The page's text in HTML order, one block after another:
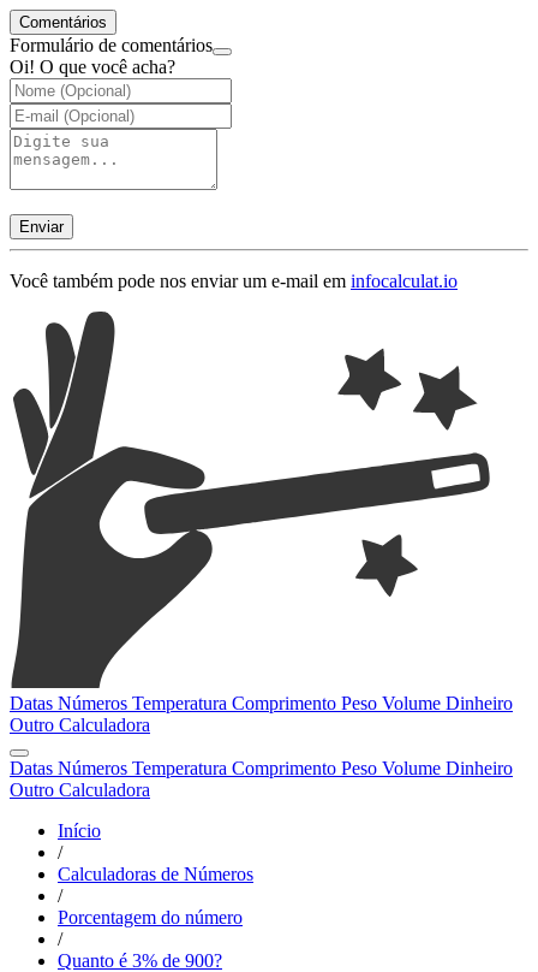
Comentários
Formulário de comentários
Oi! O que você acha?
Enviar
Você também pode nos enviar um e-mail em infocalculat.io
Datas Números Temperatura Comprimento Peso Volume Dinheiro
Outro Calculadora
Datas Números Temperatura Comprimento Peso Volume Dinheiro
Outro Calculadora
Início
/
Calculadoras de Números
/
Porcentagem do número
/
Quanto é 3% de 900?